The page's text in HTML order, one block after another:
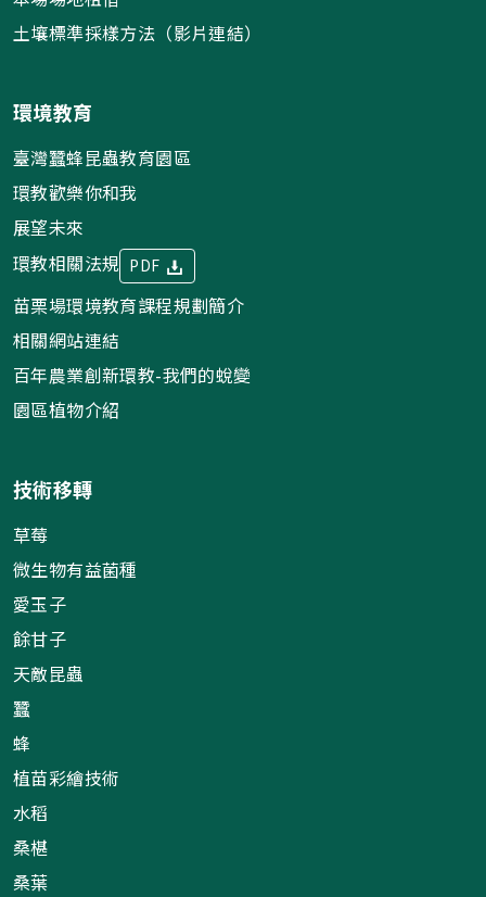
土壤標準採樣方法（影片連結）
環境教育
臺灣蠶蜂昆蟲教育園區
環教歡樂你和我
展望未來
環教相關法規 PDF
苗栗場環境教育課程規劃簡介
相關網站連結
百年農業創新環教-我們的蛻變
園區植物介紹
技術移轉
草莓
微生物有益菌種
愛玉子
餘甘子
天敵昆蟲
蠶
蜂
植苗彩繪技術
水稻
桑椹
桑葉